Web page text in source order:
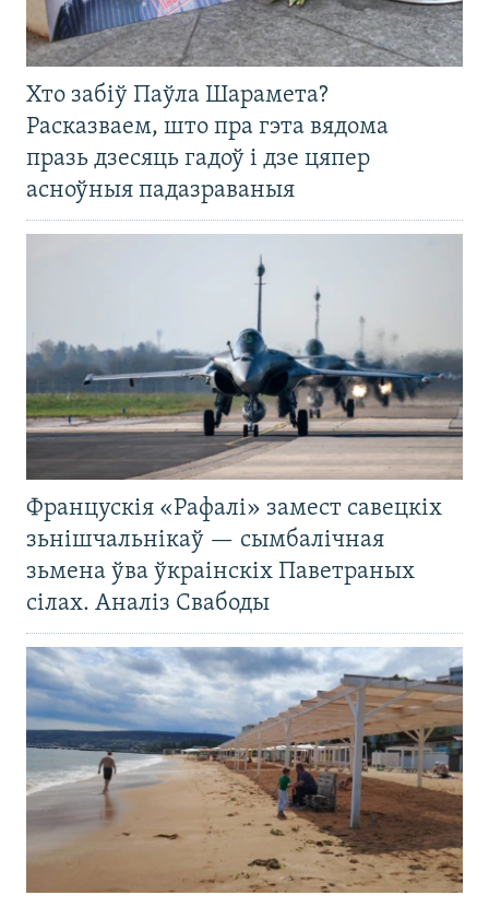
Хто забіў Паўла Шарамета?
Расказваем, што пра гэта вядома
празь дзесяць гадоў і дзе цяпер
асноўныя падазраваныя
Францускія «Рафалі» замест савецкіх
зьнішчальнікаў — сымбалічная
зьмена ўва ўкраінскіх Паветраных
сілах. Аналіз Свабоды